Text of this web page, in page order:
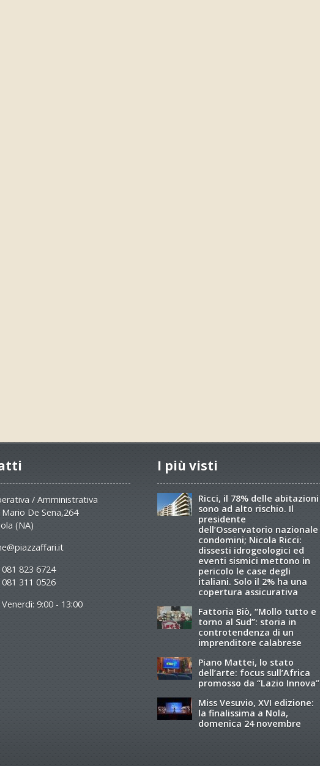
/ Amministrativa
Mario De Sena,264
(NA)
823 6724
311 0526
9:00 - 13:00
I più visti
Ricci, il 78% delle abitazioni
sono ad alto rischio. Il
presidente
dell’Osservatorio nazionale
condomini; Nicola Ricci:
dissesti idrogeologici ed
eventi sismici mettono in
pericolo le case degli
italiani. Solo il 2% ha una
copertura assicurativa
Fattoria Biò, “Mollo tutto e
torno al Sud”: storia in
controtendenza di un
imprenditore calabrese
Piano Mattei, lo stato
dell’arte: focus sull’Africa
promosso da “Lazio Innova”
Miss Vesuvio, XVI edizione:
la finalissima a Nola,
domenica 24 novembre